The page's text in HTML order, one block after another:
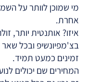
מי שמוכן לוותר על
אחרת.
איזו? אותנטית יותר,
בצ'מפיונשיפ ובכל שאר
זמינים כמעט תמיד.
המחירים שם יכולים לנוע סביב 10–40 פאונד